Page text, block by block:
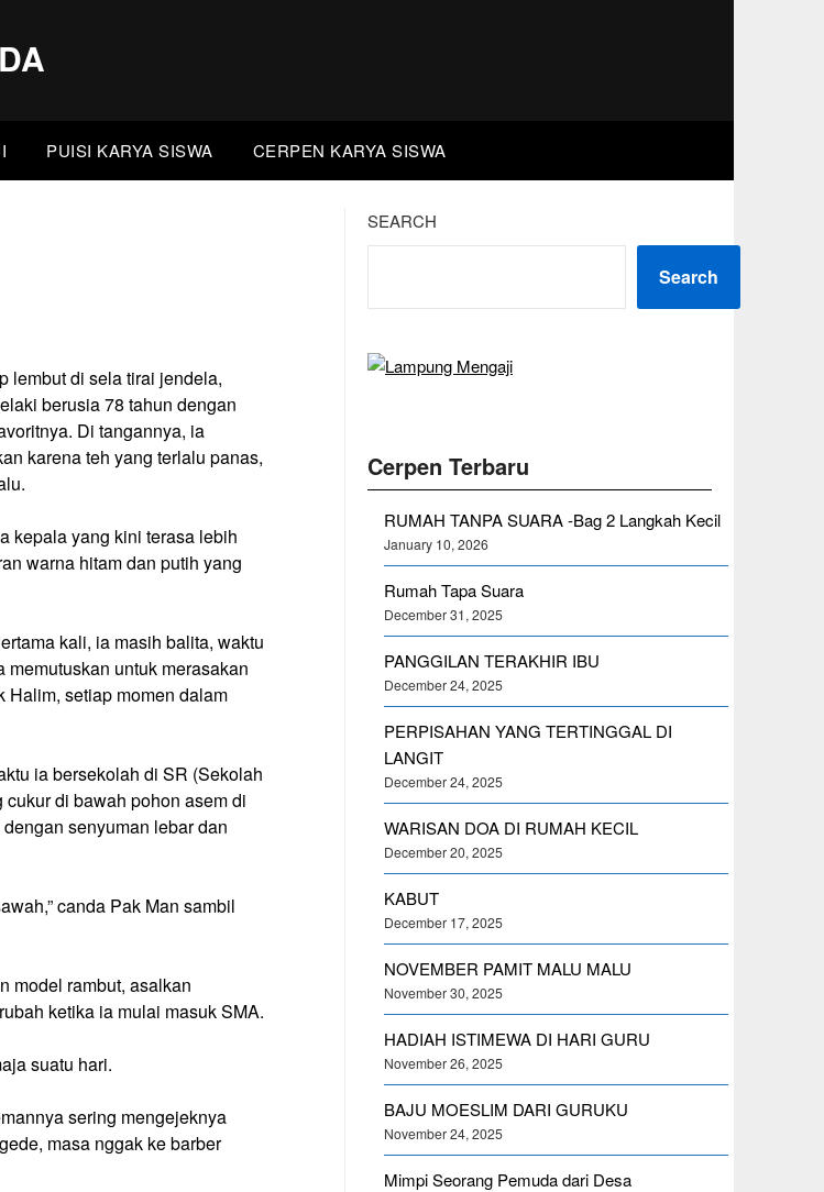
PUISI KARYA SISWA CERPEN KARYA SISWA
lembut di sela tirai jendela,
berusia 78 tahun dengan
Di tangannya, ia
karena teh yang terlalu panas,
kepala yang kini terasa lebih
warna hitam dan putih yang
kali, ia masih balita, waktu
untuk merasakan
Halim, setiap momen dalam
ia bersekolah di SR (Sekolah
di bawah pohon asem di
senyuman lebar dan
canda Pak Man sambil
model rambut, asalkan
ketika ia mulai masuk SMA.
suatu hari.
sering mengejeknya
masa nggak ke barber
SEARCH
Search
Cerpen Terbaru
RUMAH TANPA SUARA -Bag 2 Langkah Kecil
January 10, 2026
Rumah Tapa Suara
December 31, 2025
PANGGILAN TERAKHIR IBU
December 24, 2025
PERPISAHAN YANG TERTINGGAL DI
LANGIT
December 24, 2025
WARISAN DOA DI RUMAH KECIL
December 20, 2025
KABUT
December 17, 2025
NOVEMBER PAMIT MALU MALU
November 30, 2025
HADIAH ISTIMEWA DI HARI GURU
November 26, 2025
BAJU MOESLIM DARI GURUKU
November 24, 2025
Mimpi Seorang Pemuda dari Desa